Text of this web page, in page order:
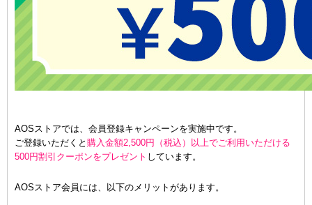
AOSストアでは、会員登録キャンペーンを実施中です。
ご登録いただくと 購入金額2,500円（税込）以上でご利用いただける
500円割引クーポンをプレゼント しています。
AOSストア会員には、以下のメリットがあります。